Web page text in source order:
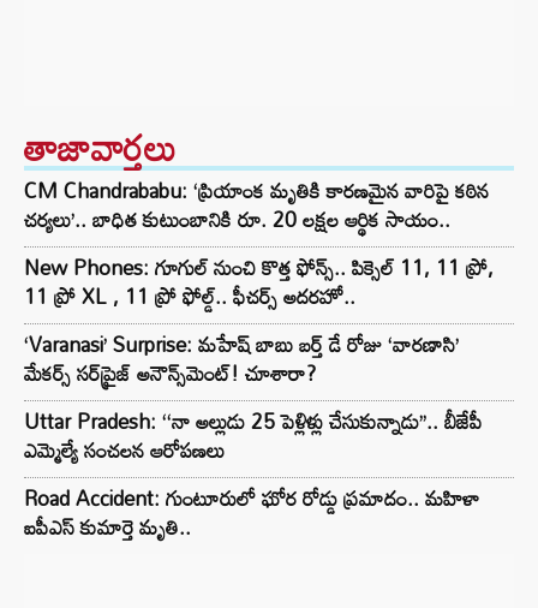
తాజావార్తలు
CM Chandrababu: ‘ప్రియాంక మృతికి కారణమైన వారిపై కఠిన
చర్యలు’.. బాధిత కుటుంబానికి రూ. 20 లక్షల ఆర్థిక సాయం..
New Phones: గూగుల్ నుంచి కొత్త ఫోన్స్.. పిక్సెల్ 11, 11 ప్రో,
11 ప్రో XL , 11 ప్రో ఫోల్డ్.. ఫీచర్స్ అదరహో..
‘Varanasi’ Surprise: మహేష్ బాబు బర్త్ డే రోజు ‘వారణాసి’
మేకర్స్ సర్‌ప్రైజ్ అనౌన్స్‌మెంట్! చూశారా?
Uttar Pradesh: ‘‘నా అల్లుడు 25 పెళ్లిళ్లు చేసుకున్నాడు’’.. బీజేపీ
ఎమ్మెల్యే సంచలన ఆరోపణలు
Road Accident: గుంటూరులో ఘోర రోడ్డు ప్రమాదం.. మహిళా
ఐపీఎస్ కుమార్తె మృతి..